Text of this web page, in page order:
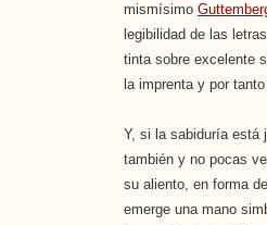
mismísimo
legibilidad de las
tinta sobre excelente
la imprenta y por
Y, si la sabiduría está
también y no pocas
su aliento, en forma
emerge una mano